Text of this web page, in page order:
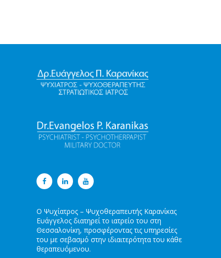
Ο Ψυχίατρος – Ψυχοθεραπευτής Καρανίκας
Ευάγγελος διατηρεί το ιατρείο του στη
Θεσσαλονίκη, προσφέροντας τις υπηρεσίες
του με σεβασμό στην ιδιαιτερότητα του κάθε
θεραπευόμενου.